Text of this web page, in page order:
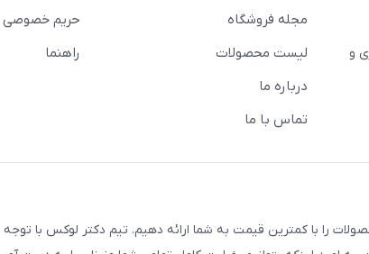
و
مجله فروشگاه
لیست محصولات
درباره ما
تماس با ما
حریم خصوصی
راهنما
را با کمترین قیمت به شما ارائه دهیم. تیم دکتر لوکس با توجه